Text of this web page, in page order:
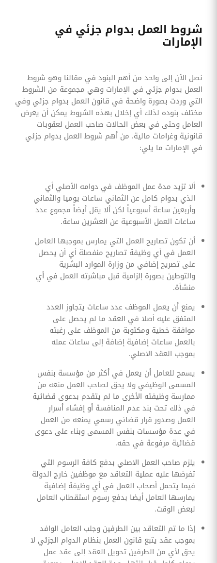
شروط العمل بدوام جزئي في
الإمارات
نصل الآن إلى واحد من أهم البنود في مقالنا وهو شروط
العمل بدوام جزئي في الإمارات وهي مجموعة من الشروط
التي وردت بصورة واضحة في قانون العمل بدوام جزئي وفي
مختلف بنوده لذلك أي إخلال بهذه الشروط يمكن أن يعرض
العامل وحتى في بعض الحالات صاحب العمل لعقوبات
قانونية وغرامات مالية. من أهم شروط العمل بدوام جزئي
في الإمارات ما يلي:
ألا تزيد مدة عمل الموظف في دوامه الأصلي أي
الذي بدوام كامل عن الثماني ساعات يوميا والثماني
وأربعين ساعة أسبوعياً لكن ألا يقل أيضاً مجموع عدد
ساعات العمل الأسبوعية عن العشرين ساعة.
‏أن تكون تصاريح العمل التي يمارس بموجبها العامل
العمل في أي وظيفة تصاريح منفصلة أي أن يحصل
على تصريح إضافي من وزارة الموارد البشرية
والتوطين بصورة إلزامية قبل مباشرته العمل في أي
منشأة.
‏يمنع أن يعمل الموظف عدد ساعات يتجاوز العدد
المتفق عليه أصلا في العقد ما لم يحصل على
موافقة خطية ومكتوبة من الموظف على رغبته
بالعمل ساعات إضافية إضافة إلى ساعات عمله
بموجب العقد الاصلي.
‏يسمح للعامل أن يعمل في أكثر من مؤسسة بنفس
المسمى الوظيفي ولا يحق لصاحب العمل منعه من
ممارسة وظيفته الأخرى ما لم يتقدم بدعوى قضائية
في ذلك تحت بند عدم المنافسة أو إفشاء أسرار
العمل وصدور قرار قضائي رسمي يمنعه من العمل
في عدة مؤسسات بنفس المسمى وبناء على دعوى
قضائية مرفوعة في حقه.
‏يلزم صاحب العمل الاصلي بدفع كافة الرسوم التي
تفرضها عليه عملية التعاقد مع موظفين خارج الدولة
فيما يتحمل أصحاب العمل في أي وظيفة إضافية
يمارسها العامل أيضا بدفع رسوم استقطاب العامل
لبعض الوقت.
‏إذا ما تم التعاقد بين الطرفين وجلب العامل الوافد
بموجب عقد يتبع قانون العمل بنظام الدوام الجزئي لا
يحق لأي من الطرفين تحويل العقد إلى عقد عمل